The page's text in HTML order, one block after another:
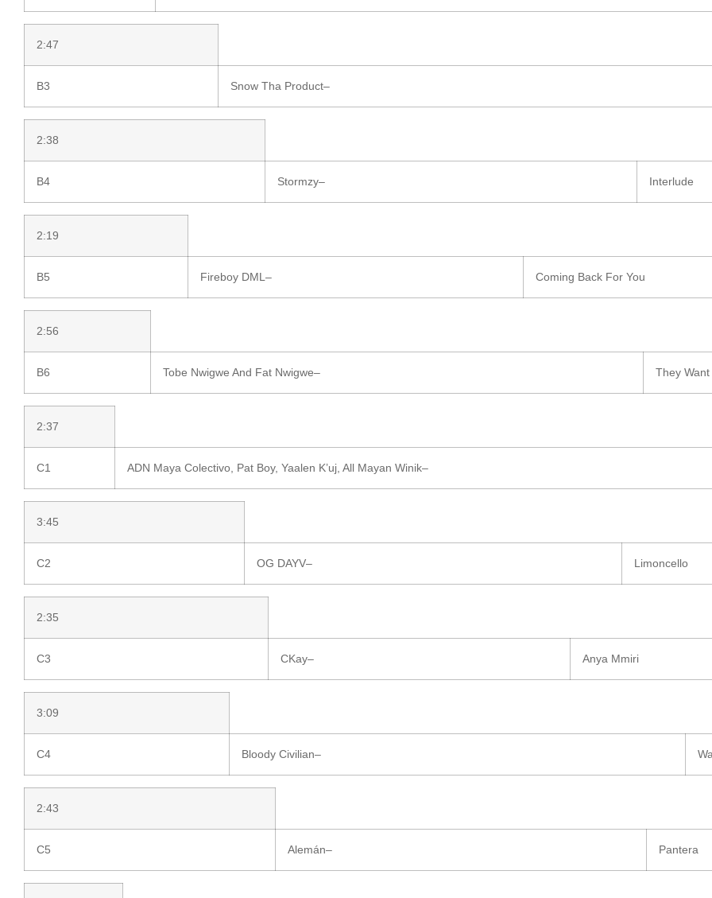
2:47
B3 Snow Tha Product–
2:38
B4 Stormzy– Interlude
2:19
B5 Fireboy DML – Coming Back For You
2:56
B6 Tobe Nwigwe And Fat Nwigwe– They
2:37
C1 ADN Maya Colectivo Pat Boy, Yaalen K’uj All Mayan Winik–
3:45
C2 OG DAYV– Limoncello
2:35
C3 CKay– Anya Mmiri
3:09
C4 Bloody Civilian–
2:43
C5 Alemán– Pantera